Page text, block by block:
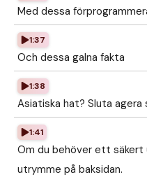
Med dessa
1:37
Och dessa galna fakta
1:38
Asiatiska hat? Sluta
1:41
Om du behöver ett
utrymme på baksidan.